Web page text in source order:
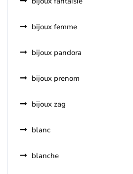
bijoux femme
bijoux pandora
bijoux prenom
bijoux zag
blanc
blanche